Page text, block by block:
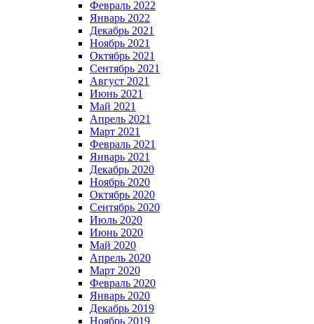
Февраль 2022
Январь 2022
Декабрь 2021
Ноябрь 2021
Октябрь 2021
Сентябрь 2021
Август 2021
Июнь 2021
Май 2021
Апрель 2021
Март 2021
Февраль 2021
Январь 2021
Декабрь 2020
Ноябрь 2020
Октябрь 2020
Сентябрь 2020
Июль 2020
Июнь 2020
Май 2020
Апрель 2020
Март 2020
Февраль 2020
Январь 2020
Декабрь 2019
Ноябрь 2019